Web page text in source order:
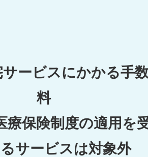
サービスにかかる手
料
療保険制度の適用を
サービスは対象外